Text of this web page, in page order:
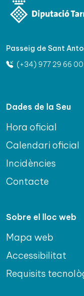
Passeig de Sant
(+34) 977 29 66 00
Dades de la Seu
Hora oficial
Calendari oficial
Incidències
Contacte
Sobre el lloc web
Mapa web
Accessibilitat
Requisits